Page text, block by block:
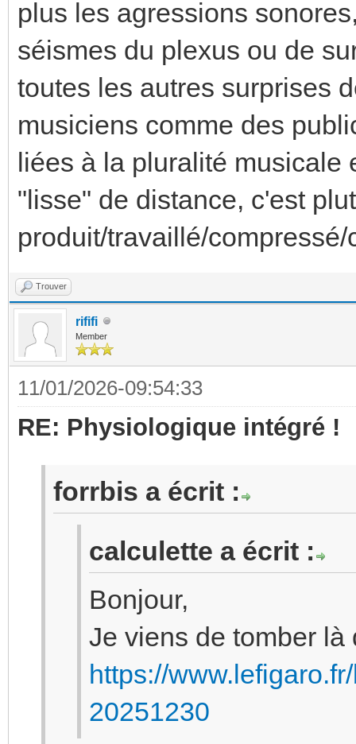
plus les agressions
séismes du plexus ou de
toutes les autres surprises
musiciens comme des
liées à la pluralité musicale
"lisse" de distance, c'est
produit/travaillé/
Trouver
rififi
Member
11/01/2026-09:54:33
RE: Physiologique intégré !
forrbis a écrit :
calculette a écrit :
Bonjour,
Je viens de tomber là
https://
20251230